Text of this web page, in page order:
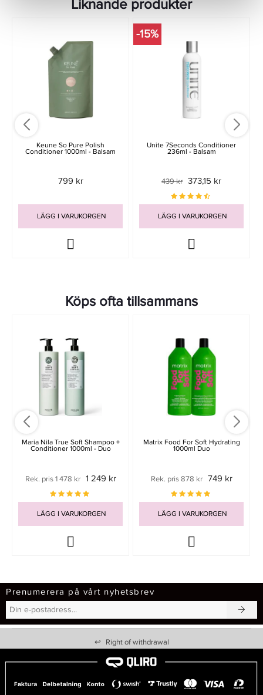
Liknande produkter
Keune So Pure Polish
Conditioner 1000ml - Balsam
799 kr
LÄGG I VARUKORGEN
-15%
Unite 7Seconds Conditioner
236ml - Balsam
439 kr 373,15 kr
LÄGG I VARUKORGEN
Köps ofta tillsammans
Maria Nila True Soft Shampoo +
Conditioner 1000ml - Duo
Rek. pris 1 478 kr 1 249 kr
LÄGG I VARUKORGEN
Matrix Food For Soft Hydrating
1000ml Duo
Rek. pris 878 kr 749 kr
LÄGG I VARUKORGEN
Prenumerera på vårt nyhetsbrev
↩ Right of withdrawal